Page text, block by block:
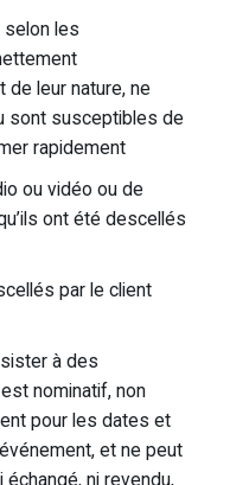
les
de leur nature, ne
sont susceptibles de
rapidement
ou vidéo ou de
ont été descellés
par le client
à des
nominatif, non
pour les dates et
et ne peut
ni revendu,